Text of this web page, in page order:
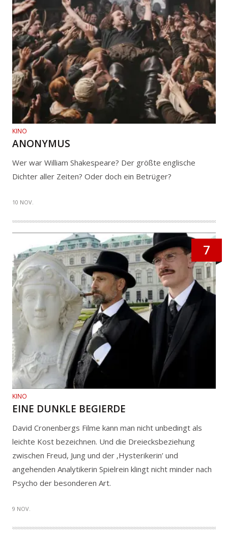
KINO
ANONYMUS
Wer war William Shakespeare? Der größte englische
Dichter aller Zeiten? Oder doch ein Betrüger?
10 NOV.
7
KINO
EINE DUNKLE BEGIERDE
David Cronenbergs Filme kann man nicht unbedingt als
leichte Kost bezeichnen. Und die Dreiecksbeziehung
zwischen Freud, Jung und der ‚Hysterikerin’ und
angehenden Analytikerin Spielrein klingt nicht minder nach
Psycho der besonderen Art.
9 NOV.